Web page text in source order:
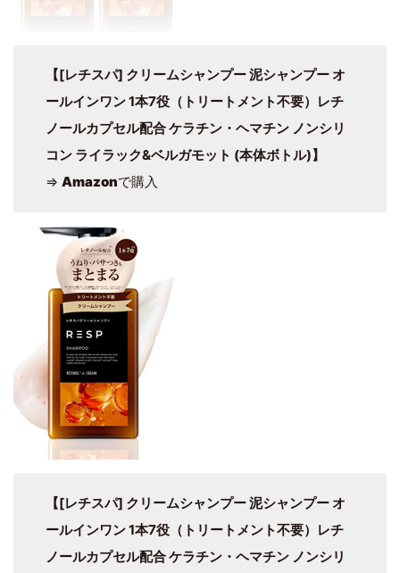
【[レチスパ] クリームシャンプー 泥シャンプー オ
ールインワン 1本7役（トリートメント不要）レチ
ノールカプセル配合 ケラチン・ヘマチン ノンシリ
コン ライラック&ベルガモット (本体ボトル)】
⇒ Amazonで購入
【[レチスパ] クリームシャンプー 泥シャンプー オ
ールインワン 1本7役（トリートメント不要）レチ
ノールカプセル配合 ケラチン・ヘマチン ノンシリ